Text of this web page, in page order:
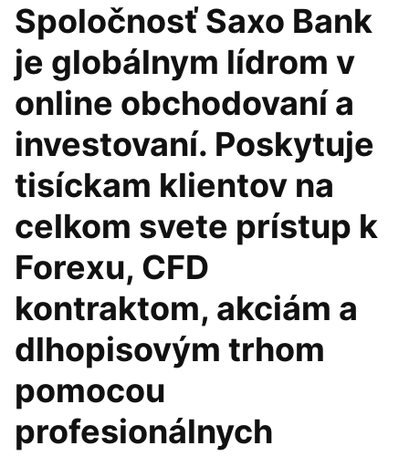
Spoločnosť Saxo Bank
je globálnym lídrom v
online obchodovaní a
investovaní. Poskytuje
tisíckam klientov na
celkom svete prístup k
Forexu, CFD
kontraktom, akciám a
dlhopisovým trhom
pomocou
profesionálnych